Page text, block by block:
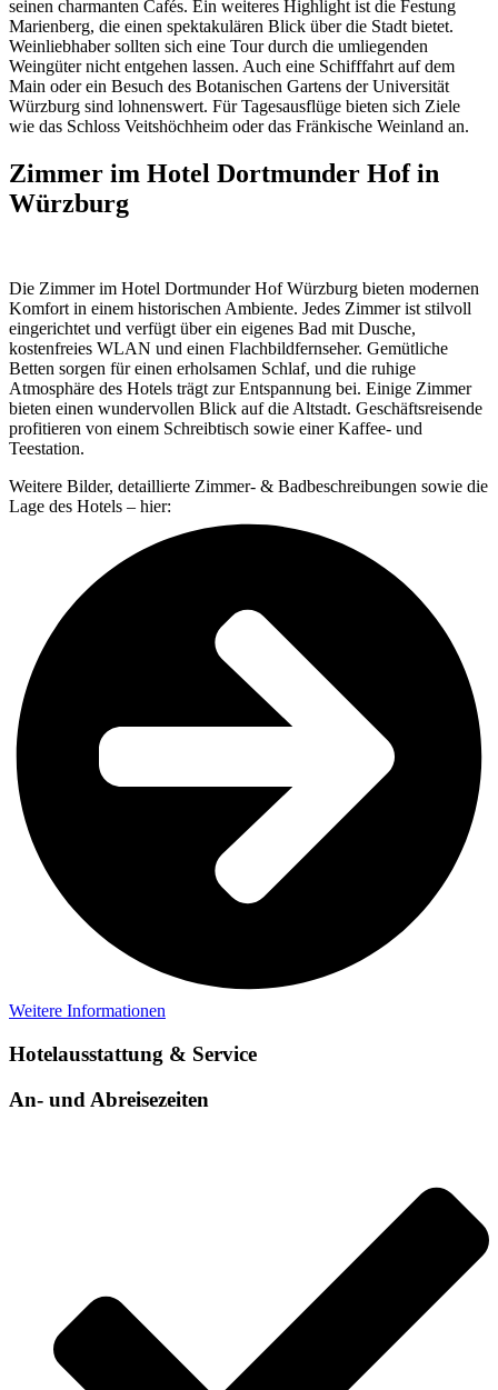
seinen charmanten Cafés. Ein weiteres Highlight ist die Festung
Marienberg, die einen spektakulären Blick über die Stadt bietet.
Weinliebhaber sollten sich eine Tour durch die umliegenden
Weingüter nicht entgehen lassen. Auch eine Schifffahrt auf dem
Main oder ein Besuch des Botanischen Gartens der Universität
Würzburg sind lohnenswert. Für Tagesausflüge bieten sich Ziele
wie das Schloss Veitshöchheim oder das Fränkische Weinland an.
Zimmer im Hotel Dortmunder Hof in
Würzburg
Die Zimmer im Hotel Dortmunder Hof Würzburg bieten modernen
Komfort in einem historischen Ambiente. Jedes Zimmer ist stilvoll
eingerichtet und verfügt über ein eigenes Bad mit Dusche,
kostenfreies WLAN und einen Flachbildfernseher. Gemütliche
Betten sorgen für einen erholsamen Schlaf, und die ruhige
Atmosphäre des Hotels trägt zur Entspannung bei. Einige Zimmer
bieten einen wundervollen Blick auf die Altstadt. Geschäftsreisende
profitieren von einem Schreibtisch sowie einer Kaffee- und
Teestation.
Weitere Bilder, detaillierte Zimmer- & Badbeschreibungen sowie die
Lage des Hotels – hier:
Weitere Informationen
Hotelausstattung & Service
An- und Abreisezeiten